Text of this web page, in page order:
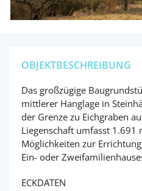
OBJEKTBESCHREIBUNG
Das großzügige
mittlerer Hanglage in
der Grenze zu Eichgraben
Liegenschaft umfasst 1.691
Möglichkeiten zur
Ein- oder
ECKDATEN